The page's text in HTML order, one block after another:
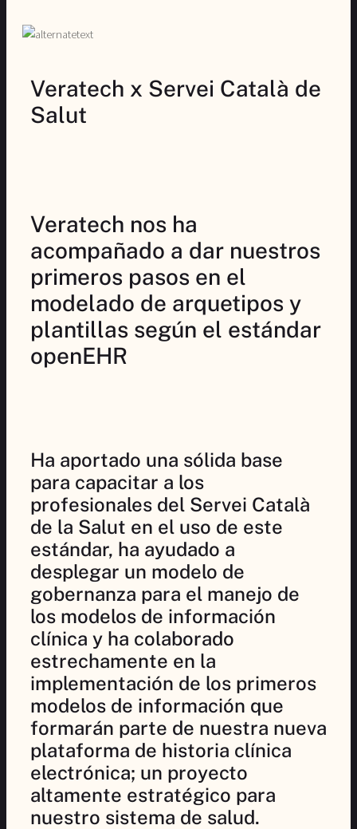
Veratech x Servei Català de
Salut
Veratech nos ha
acompañado a dar nuestros
primeros pasos en el
modelado de arquetipos y
plantillas según el estándar
openEHR
Ha aportado una sólida base
para capacitar a los
profesionales del Servei Català
de la Salut en el uso de este
estándar, ha ayudado a
desplegar un modelo de
gobernanza para el manejo de
los modelos de información
clínica y ha colaborado
estrechamente en la
implementación de los primeros
modelos de información que
formarán parte de nuestra nueva
plataforma de historia clínica
electrónica; un proyecto
altamente estratégico para
nuestro sistema de salud.